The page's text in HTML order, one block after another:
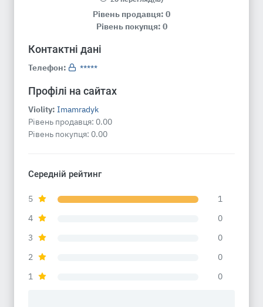
Рівень продавця: 0
Рівень покупця: 0
Контактні дані
Телефон: *****
Профілі на сайтах
Violity: Imamradyk
Рівень продавця: 0.00
Рівень покупця: 0.00
Середній рейтинг
5
1
4
0
3
0
2
0
1
0